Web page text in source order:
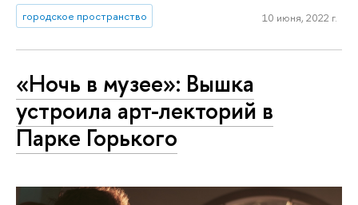
городское пространство 10 июня, 2022 г.
«Ночь в музее»: Вышка
устроила арт-лекторий в
Парке Горького